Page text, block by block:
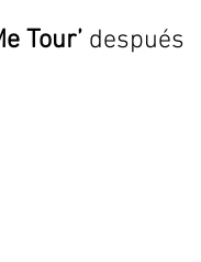
Tour’ después